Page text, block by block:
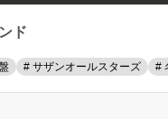
ド
# サザンオールスターズ #